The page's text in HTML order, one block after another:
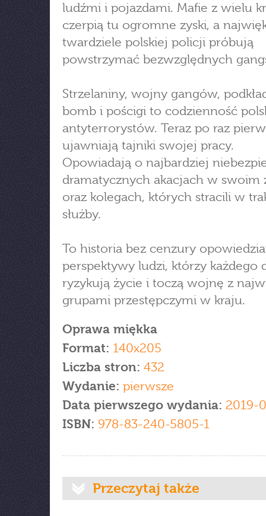
ludźmi i pojazdami. Mafie z wielu
czerpią tu ogromne zyski, a
twardziele polskiej policji próbują
powstrzymać bezwzględnych
Strzelaniny, wojny gangów,
bomb i pościgi to codzienność
antyterrorystów. Teraz po raz
ujawniają tajniki swojej pracy.
Opowiadają o najbardziej
dramatycznych akacjach w swoim
oraz kolegach, których stracili w
służby.
To historia bez cenzury
perspektywy ludzi, którzy każdego
ryzykują życie i toczą wojnę z
grupami przestępczymi w kraju.
Oprawa miękka
Format: 140x205
Liczba stron: 432
Wydanie: pierwsze
Data pierwszego wydania: 2019-
ISBN: 978-83-240-5805-1
Przeczytaj także